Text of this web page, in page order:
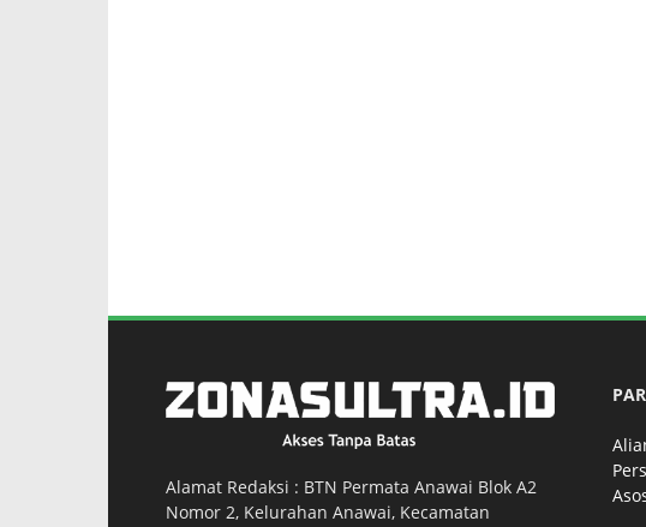
Alamat Redaksi : BTN Permata Anawai Blok A2
Nomor 2, Kelurahan Anawai, Kecamatan